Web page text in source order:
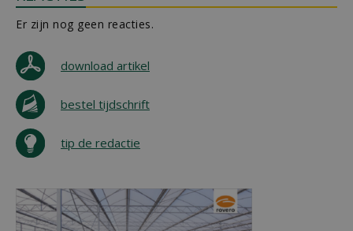
Er zijn nog geen reacties.
download artikel
bestel tijdschrift
tip de redactie